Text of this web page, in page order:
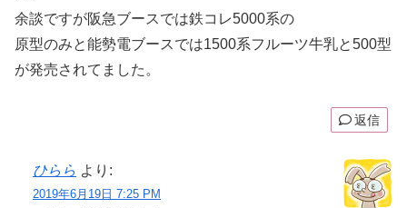
余談ですが阪急ブースでは鉄コレ5000系の
原型のみと能勢電ブースでは1500系フルーツ牛乳と500型
が発売されてました。
返信
ひらら より:
2019年6月19日 7:25 PM